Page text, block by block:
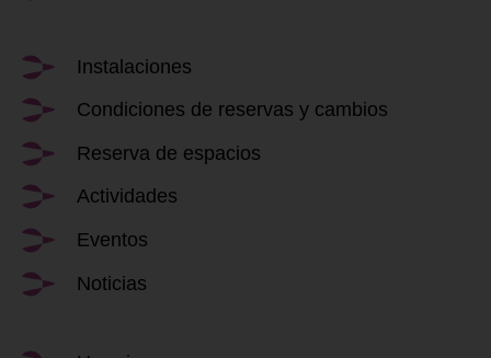
Instalaciones
Condiciones de reservas y cambios
Reserva de espacios
Actividades
Eventos
Noticias